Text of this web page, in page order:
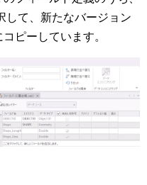
して、新たなバージョン
ピーしています。